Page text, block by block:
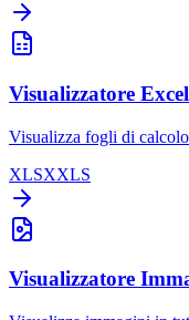
Visualizzatore Excel
Visualizza fogli di
XLSXXLS
Visualizzatore